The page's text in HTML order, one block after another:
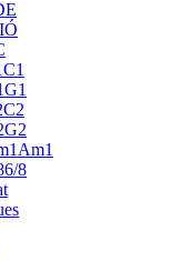
C1
G1
C2
G2
Am1
6/8